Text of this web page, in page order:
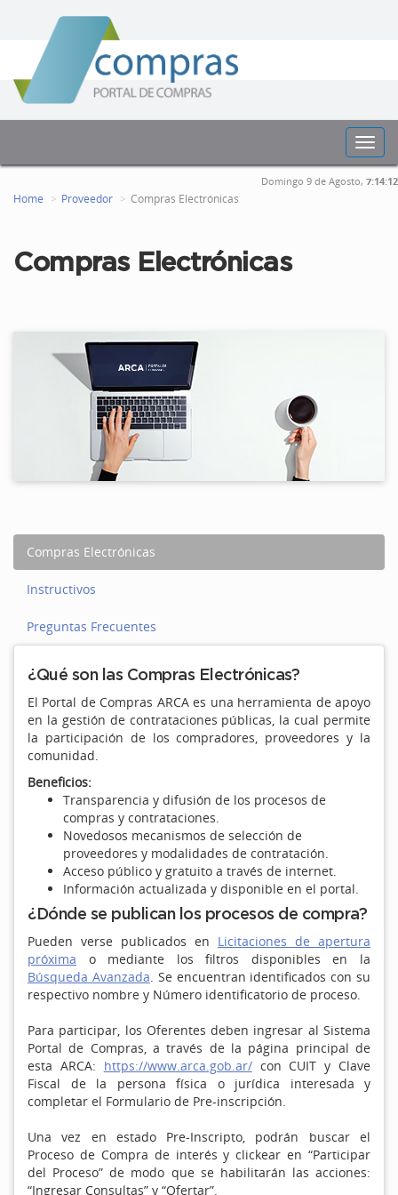
Domingo 9 de Agosto, 7:14:12
Home Proveedor Compras Electrónicas
Compras Electrónicas
Compras Electrónicas
Instructivos
Preguntas Frecuentes
¿Qué son las Compras Electrónicas?
El Portal de Compras ARCA es una herramienta de apoyo
en la gestión de contrataciones públicas, la cual permite
la participación de los compradores, proveedores y la
comunidad.
Beneficios:
Transparencia y difusión de los procesos de
compras y contrataciones.
Novedosos mecanismos de selección de
proveedores y modalidades de contratación.
Acceso público y gratuito a través de internet.
Información actualizada y disponible en el portal.
¿Dónde se publican los procesos de compra?
Pueden verse publicados en Licitaciones de apertura
próxima o mediante los filtros disponibles en la
Búsqueda Avanzada. Se encuentran identificados con su
respectivo nombre y Número identificatorio de proceso.
Para participar, los Oferentes deben ingresar al Sistema
Portal de Compras, a través de la página principal de
esta ARCA: https://www.arca.gob.ar/con CUIT y Clave
Fiscal de la persona física o jurídica interesada y
completar el Formulario de Pre-inscripción.
Una vez en estado Pre-Inscripto, podrán buscar el
Proceso de Compra de interés y clickear en “Participar
del Proceso” de modo que se habilitarán las acciones:
“Ingresar Consultas” y “Ofertar”.